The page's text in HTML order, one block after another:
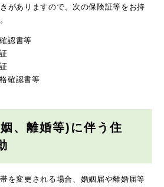
がありますので、次の保険証等をお持
認書等
確認書等
、離婚等)に伴う住
を変更される場合、婚姻届や離婚届等